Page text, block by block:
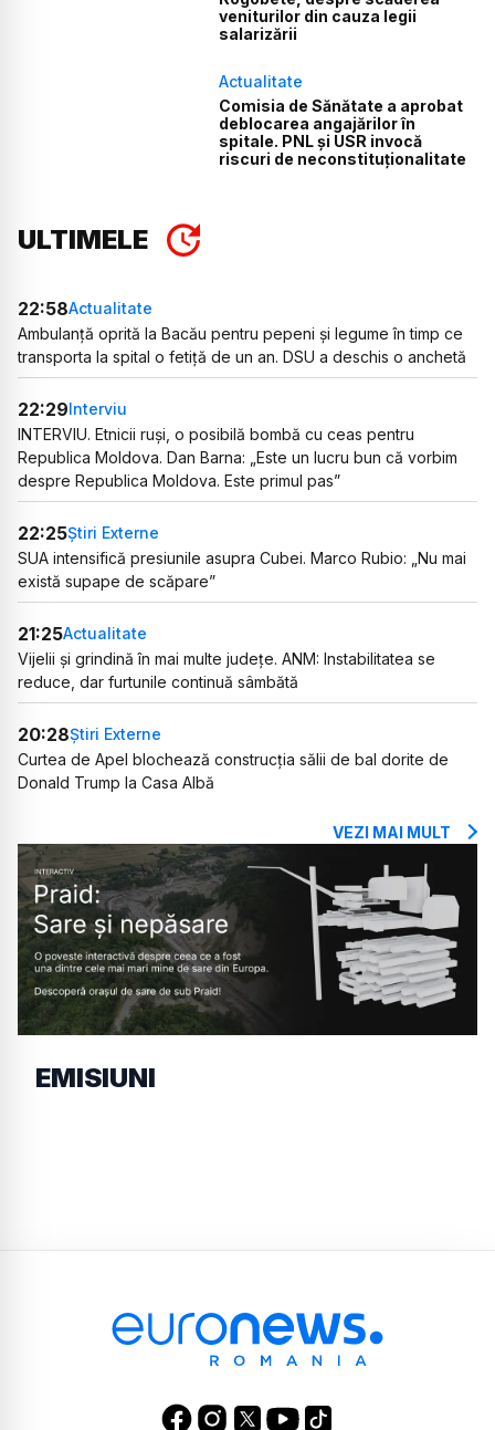
veniturilor din cauza legii
salarizării
Actualitate
Comisia de Sănătate a aprobat
deblocarea angajărilor în
spitale. PNL și USR invocă
riscuri de neconstituționalitate
ULTIMELE
22:58Actualitate
Ambulanță oprită la Bacău pentru pepeni și legume în timp ce
transporta la spital o fetiță de un an. DSU a deschis o anchetă
22:29Interviu
INTERVIU. Etnicii ruși, o posibilă bombă cu ceas pentru
Republica Moldova. Dan Barna: „Este un lucru bun că vorbim
despre Republica Moldova. Este primul pas”
22:25Știri Externe
SUA intensifică presiunile asupra Cubei. Marco Rubio: „Nu mai
există supape de scăpare”
21:25Actualitate
Vijelii și grindină în mai multe județe. ANM: Instabilitatea se
reduce, dar furtunile continuă sâmbătă
20:28Știri Externe
Curtea de Apel blochează construcția sălii de bal dorite de
Donald Trump la Casa Albă
VEZI MAI MULT
EMISIUNI